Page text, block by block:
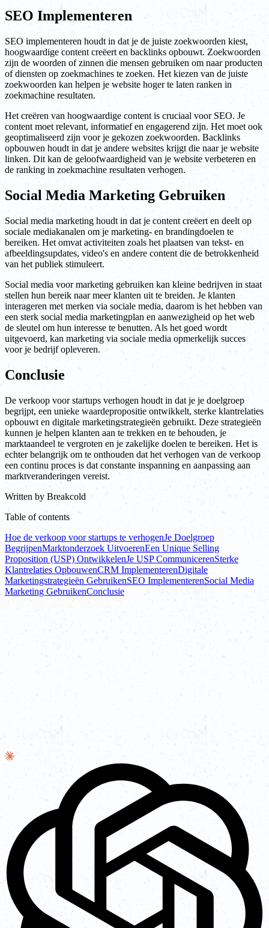
SEO Implementeren
SEO implementeren houdt in dat je de juiste zoekwoorden kiest,
hoogwaardige content creëert en backlinks opbouwt. Zoekwoorden
zijn de woorden of zinnen die mensen gebruiken om naar producten
of diensten op zoekmachines te zoeken. Het kiezen van de juiste
zoekwoorden kan helpen je website hoger te laten ranken in
zoekmachine resultaten.
Het creëren van hoogwaardige content is cruciaal voor SEO. Je
content moet relevant, informatief en engagerend zijn. Het moet ook
geoptimaliseerd zijn voor je gekozen zoekwoorden. Backlinks
opbouwen houdt in dat je andere websites krijgt die naar je website
linken. Dit kan de geloofwaardigheid van je website verbeteren en
de ranking in zoekmachine resultaten verhogen.
Social Media Marketing Gebruiken
Social media marketing houdt in dat je content creëert en deelt op
sociale mediakanalen om je marketing- en brandingdoelen te
bereiken. Het omvat activiteiten zoals het plaatsen van tekst- en
afbeeldingsupdates, video's en andere content die de betrokkenheid
van het publiek stimuleert.
Social media voor marketing gebruiken kan kleine bedrijven in staat
stellen hun bereik naar meer klanten uit te breiden. Je klanten
interageren met merken via sociale media, daarom is het hebben van
een sterk social media marketingplan en aanwezigheid op het web
de sleutel om hun interesse te benutten. Als het goed wordt
uitgevoerd, kan marketing via sociale media opmerkelijk succes
voor je bedrijf opleveren.
Conclusie
De verkoop voor startups verhogen houdt in dat je je doelgroep
begrijpt, een unieke waardepropositie ontwikkelt, sterke klantrelaties
opbouwt en digitale marketingstrategieën gebruikt. Deze strategieën
kunnen je helpen klanten aan te trekken en te behouden, je
marktaandeel te vergroten en je zakelijke doelen te bereiken. Het is
echter belangrijk om te onthouden dat het verhogen van de verkoop
een continu proces is dat constante inspanning en aanpassing aan
marktveranderingen vereist.
Written by Breakcold
Table of contents
Hoe de verkoop voor startups te verhogenJe Doelgroep
BegrijpenMarktonderzoek UitvoerenEen Unique Selling
Proposition (USP) OntwikkelenJe USP CommunicerenSterke
Klantrelaties OpbouwenCRM ImplementerenDigitale
Marketingstrategieën GebruikenSEO ImplementerenSocial Media
Marketing GebruikenConclusie